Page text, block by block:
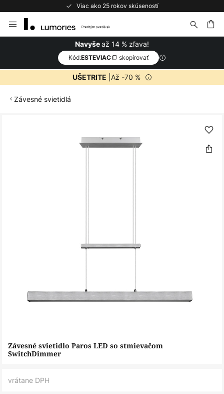
Viac ako 25 rokov skúseností
to
Navyšeaž 14 % zľava!
Kód:ESTEVIAC skopírovať
UŠETRITE |Až -70 %
Závesné svietidlá
Preskočiť
na
galérie
Závesné svietidlo Paros LED so stmievačom
SwitchDimmer
vrátane DPH